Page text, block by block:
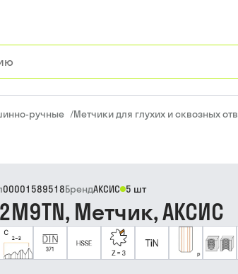
ручные /Метчики для глухих и сквозных
00001589518БрендАКСИС 5 шт
Метчик, АКСИС